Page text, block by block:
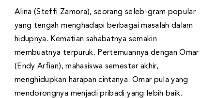
Alina (Steffi Zamora), seorang seleb-gram popular
yang tengah menghadapi berbagai masalah dalam
hidupnya. Kematian sahabatnya semakin
membuatnya terpuruk. Pertemuannya dengan Omar
(Endy Arfian), mahasiswa semester akhir,
menghidupkan harapan cintanya. Omar pula yang
mendorongnya menjadi pribadi yang lebih baik.